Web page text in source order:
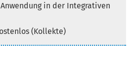
in der Integrativen
(Kollekte)